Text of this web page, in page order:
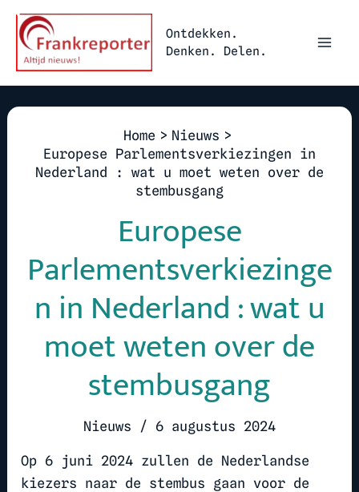
naar
Ontdekken.
Denken. Delen.
Home
Nieuws
Europese Parlementsverkiezingen in
Nederland : wat u moet weten over de
stembusgang
Europese
Parlementsverkiezinge
n in Nederland : wat u
moet weten over de
stembusgang
Nieuws / 6 augustus 2024
Op 6 juni 2024 zullen de Nederlandse
kiezers naar de stembus gaan voor de